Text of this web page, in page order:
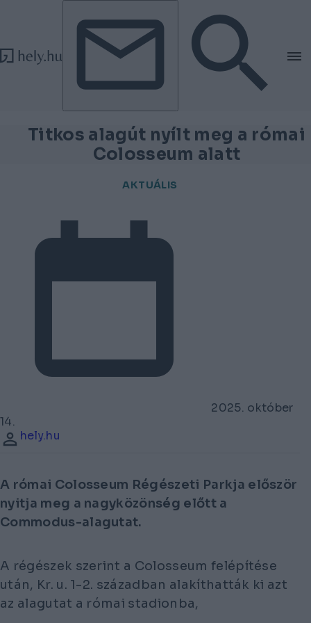
Tovább a tartalomhoz
Tovább a lábléchez
Titkos alagút nyílt meg a római
Colosseum alatt
AKTUÁLIS
2025. október
14.
hely.hu
A római Colosseum Régészeti Parkja először
nyitja meg a nagyközönség előtt a
Commodus-alagutat.
A régészek szerint a Colosseum felépítése
után, Kr. u. 1-2. században alakíthatták ki azt
az alagutat a római stadionba,